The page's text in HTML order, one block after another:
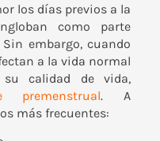
los días previos a la
como parte
embargo, cuando
a la vida normal
calidad de vida,
premenstrual. A
más frecuentes: